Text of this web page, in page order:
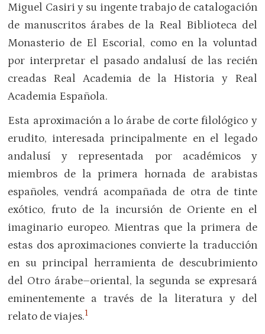
Miguel Casiri y su ingente trabajo de catalogación
de manuscritos árabes de la Real Biblioteca del
Monasterio de El Escorial, como en la voluntad
por interpretar el pasado andalusí de las recién
creadas Real Academia de la Historia y Real
Academia Española.
Esta aproximación a lo árabe de corte filológico y
erudito, interesada principalmente en el legado
andalusí y representada por académicos y
miembros de la primera hornada de arabistas
españoles, vendrá acompañada de otra de tinte
exótico, fruto de la incursión de Oriente en el
imaginario europeo. Mientras que la primera de
estas dos aproximaciones convierte la traducción
en su principal herramienta de descubrimiento
del Otro árabe–oriental, la segunda se expresará
eminentemente a través de la literatura y del
relato de viajes.1